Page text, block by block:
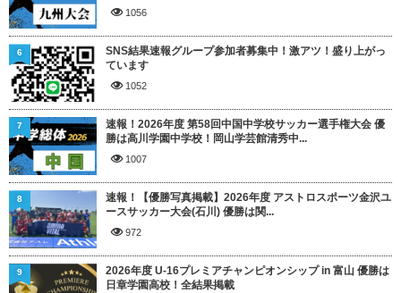
1056
SNS結果速報グループ参加者募集中！激アツ！盛り上がっ
ています
1052
6
速報！2026年度 第58回中国中学校サッカー選手権大会 優
勝は高川学園中学校！岡山学芸館清秀中...
1007
7
速報！【優勝写真掲載】2026年度 アストロスポーツ金沢ユ
ースサッカー大会(石川) 優勝は関...
972
8
2026年度 U-16プレミアチャンピオンシップ in 富山 優勝は
日章学園高校！全結果掲載
9